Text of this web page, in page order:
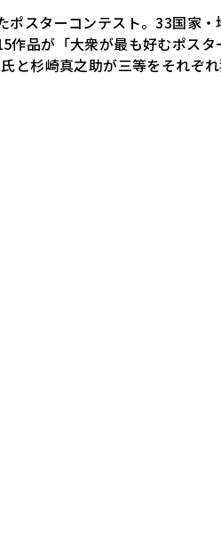
ポスターコンテスト。33国家
作品が「大衆が最も好むポス
杉崎真之助が三等をそれぞれ